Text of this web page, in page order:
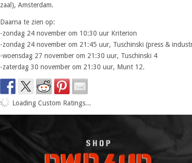
zaal), Amsterdam.
Daarna te zien op:
-zondag 24 november om 10:30 uur Kriterion
-zondag 24 november om 21:45 uur, Tuschinski (press &
-woensdag 27 november om 21:30 uur, Tuschinski 4
-zaterdag 30 november om 21:30 uur, Munt 12.
Loading Custom Ratings...